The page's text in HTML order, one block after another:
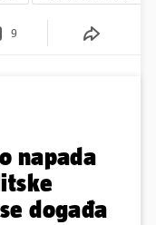
9
napada
događa